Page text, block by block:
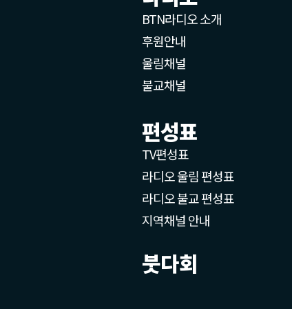
BTN라디오 소개
후원안내
울림채널
불교채널
편성표
TV편성표
라디오 울림 편성표
라디오 불교 편성표
지역채널 안내
붓다회